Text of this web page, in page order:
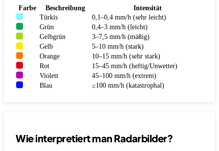
Farbe Beschreibung
Intensität
Türkis
0,1–0,4 mm/h (sehr leicht)
Grün
0,4–3 mm/h (leicht)
Gelbgrün
3–7,5 mm/h (mäßig)
Gelb
5–10 mm/h (stark)
Orange
10–15 mm/h (sehr stark)
Rot
15–45 mm/h (heftig/Unwetter)
Violett
45–100 mm/h (extrem)
Blau
≥100 mm/h (katastrophal)
Wie interpretiert man Radarbilder?